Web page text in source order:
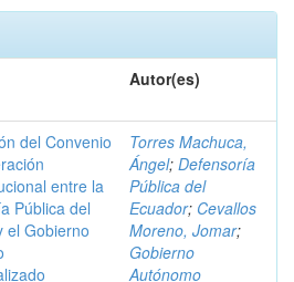
Autor(es)
del Convenio
entre la
Pública del
el Gobierno
Torres Machuca,
Ángel; Defensoría
Pública del
Ecuador; Cevallos
Moreno, Jomar;
Gobierno
Autónomo